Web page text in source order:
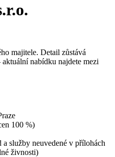
majitele. Detail zůstává
nabídku najdete mezi
100 %)
a služby neuvedené v přílohách
živnosti)